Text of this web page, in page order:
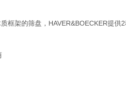
框架的筛盘，HAVER&BOECKER提供